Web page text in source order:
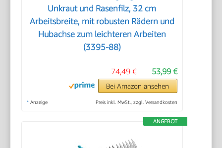
Unkraut und Rasenfilz, 32 cm
Arbeitsbreite, mit robusten Rädern und
Hubachse zum leichteren Arbeiten
(3395-88)
53,99 €
74,49 €
Bei Amazon ansehen
* Anzeige Preis inkl. MwSt., zzgl. Versandkosten
ANGEBOT